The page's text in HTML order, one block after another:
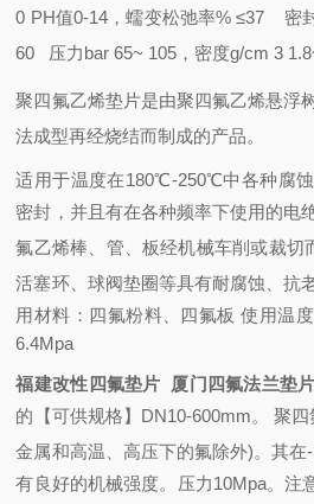
0 PH值0-14，蠕变松弛率% ≤37
60 压力bar 65~ 105， 密度g/cm 3
聚四氟乙烯垫片是由聚四氟乙烯悬浮
法成型再经烧结而制成的产品。
适用于温度在180℃-250℃中各种腐
密封，并且有在各种频率下使用的电
氟乙烯棒、管、板经机械车削或裁切
活塞环、 球阀垫圈等具有耐腐蚀、抗
用材料：四氟粉料、四氟板 使用温
6.4Mpa
福建改性四氟垫片 厦门四氟法兰垫片
的 【可供规格】DN10-600mm。 聚四
金属和高温、高压下的氟除外)。其
有良好的机械强度。压力10Mpa。注